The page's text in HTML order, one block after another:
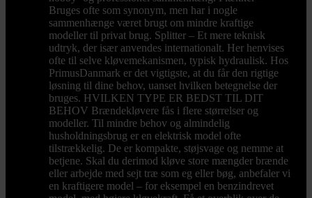
Bruges ofte som synonym, men har i nogle
sammenhænge været brugt om mindre kraftige
modeller til privat brug. Splitter – Et mere teknisk
udtryk, der især anvendes internationalt. Her henvises
ofte til selve kløvemekanismen, typisk hydraulisk. Hos
PrimusDanmark er det vigtigste, at du får den rigtige
løsning til dine behov, uanset hvilken betegnelse der
bruges. HVILKEN TYPE ER BEDST TIL DIT
BEHOV Brændekløvere fås i flere størrelser og
modeller. Til mindre behov og almindelig
husholdningsbrug er en elektrisk model ofte
tilstrækkelig. De er kompakte, støjsvage og nemme at
betjene. Skal du derimod kløve store mængder brænde
eller arbejde med sejt træ som eg eller bøg, anbefaler vi
en kraftigere model – for eksempel en benzindrevet